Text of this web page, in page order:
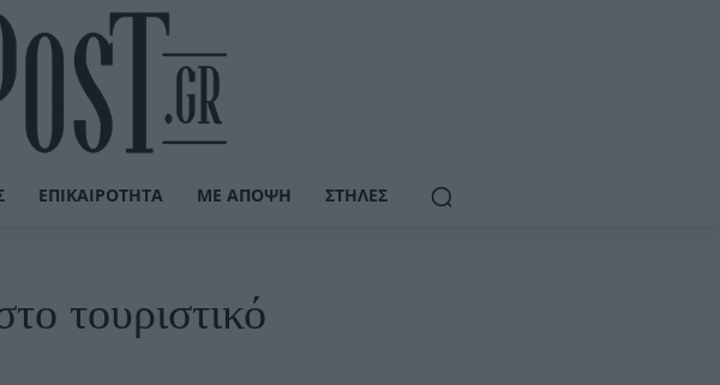
ΕΠΙΚΑΙΡΌΤΗΤΑ ΜΕ ΆΠΟΨΗ ΣΤΉΛΕΣ
τουριστικό